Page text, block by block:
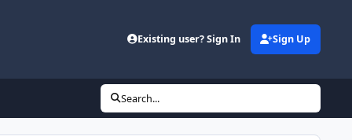
Existing user? Sign In Sign Up
Search...